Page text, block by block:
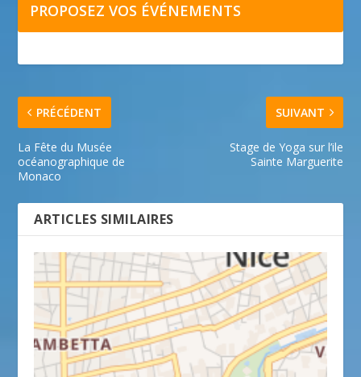
PROPOSEZ VOS ÉVÉNEMENTS
PRÉCÉDENT
La Fête du Musée
océanographique de
Monaco
SUIVANT
Stage de Yoga sur l’ile
Sainte Marguerite
ARTICLES SIMILAIRES